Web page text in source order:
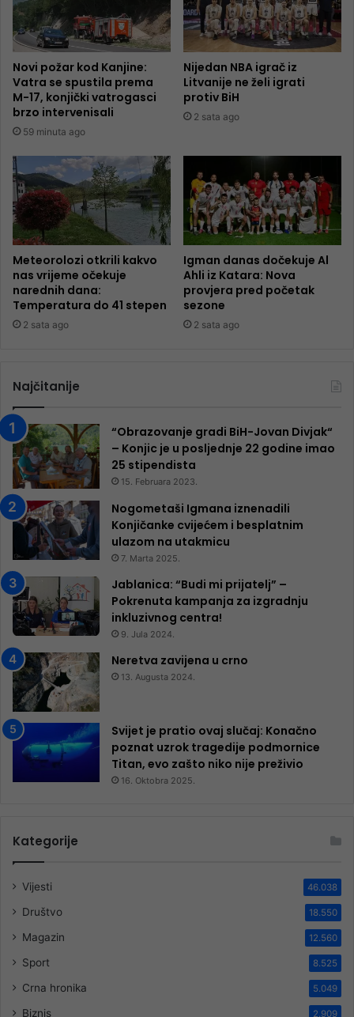
Novi požar kod Kanjine:
Vatra se spustila prema
M-17, konjički vatrogasci
brzo intervenisali
59 minuta ago
Nijedan NBA igrač iz
Litvanije ne želi igrati
protiv BiH
2 sata ago
Meteorolozi otkrili kakvo
nas vrijeme očekuje
narednih dana:
Temperatura do 41 stepen
2 sata ago
Igman danas dočekuje Al
Ahli iz Katara: Nova
provjera pred početak
sezone
2 sata ago
Najčitanije
“Obrazovanje gradi BiH-Jovan Divjak“
– Konjic je u posljednje 22 godine imao
25 ​​stipendista
15. Februara 2023.
Nogometaši Igmana iznenadili
Konjičanke cvijećem i besplatnim
ulazom na utakmicu
7. Marta 2025.
Jablanica: “Budi mi prijatelj” –
Pokrenuta kampanja za izgradnju
inkluzivnog centra!
9. Jula 2024.
Neretva zavijena u crno
13. Augusta 2024.
Svijet je pratio ovaj slučaj: Konačno
poznat uzrok tragedije podmornice
Titan, evo zašto niko nije preživio
16. Oktobra 2025.
Kategorije
Vijesti 46.038
Društvo 18.550
Magazin 12.560
Sport 8.525
Crna hronika 5.049
Biznis 2.909